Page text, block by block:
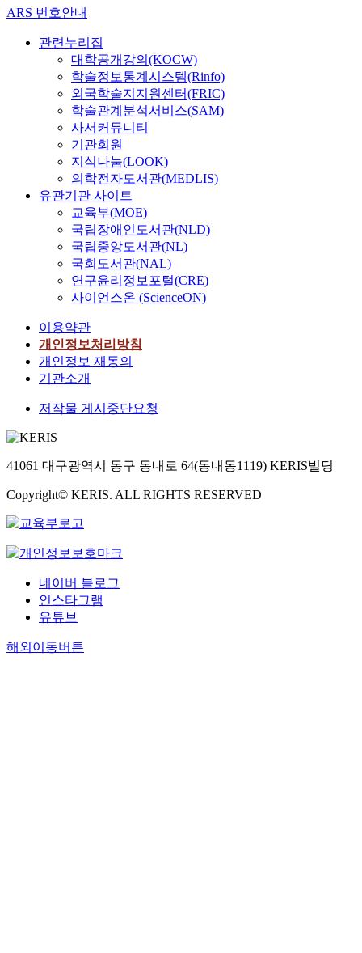
ARS 번호안내
관련누리집
대학공개강의(KOCW)
학술정보통계시스템(Rinfo)
외국학술지지원센터(FRIC)
학술관계분석서비스(SAM)
사서커뮤니티
기관회원
지식나눔(LOOK)
의학전자도서관(MEDLIS)
유관기관 사이트
교육부(MOE)
국립장애인도서관(NLD)
국립중앙도서관(NL)
국회도서관(NAL)
연구윤리정보포털(CRE)
사이언스온 (ScienceON)
이용약관
개인정보처리방침
개인정보 재동의
기관소개
저작물 게시중단요청
41061 대구광역시 동구 동내로 64(동내동1119) KERIS빌딩
Copyright© KERIS. ALL RIGHTS RESERVED
네이버 블로그
인스타그램
유튜브
해외이동버튼